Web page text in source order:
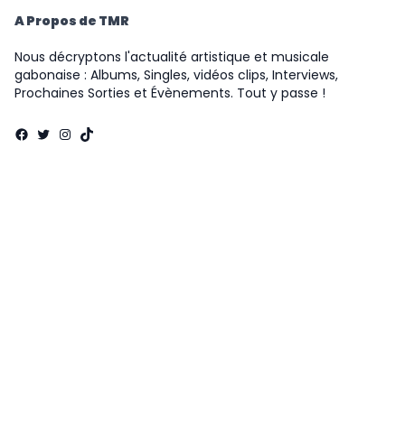
A Propos de TMR
Nous décryptons l'actualité artistique et musicale
gabonaise : Albums, Singles, vidéos clips, Interviews,
Prochaines Sorties et Évènements. Tout y passe !
Facebook
Twitter
Instagram
TikTok